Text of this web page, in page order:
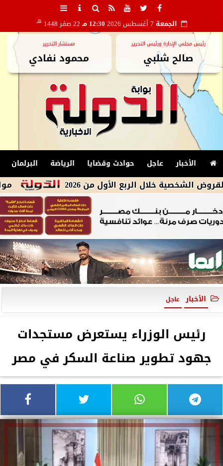
الجمعة 12:30 مـ 22 صفر 1448 هـ
رئيس مجلس الإدارة ورئيس التحرير
صالح شلبي
مستشار التحرير
محمود نفادي
الأخبار عاجل حوادث وقضايا الرياضة البرلمان
مواعيد مباريات اليوم الجمعة 7 خلال الربع الأول من 2026
الأخبار عاجل
رئيس الوزراء يستعرض مستجدات
جهود تطوير صناعة السكر في مصر